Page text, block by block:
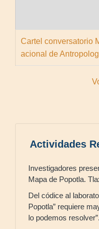
Cartel conversatorio
acional de
Actividades
Investigadores
Mapa de Popotla.
Del códice al
Popotla” requiere
lo podemos